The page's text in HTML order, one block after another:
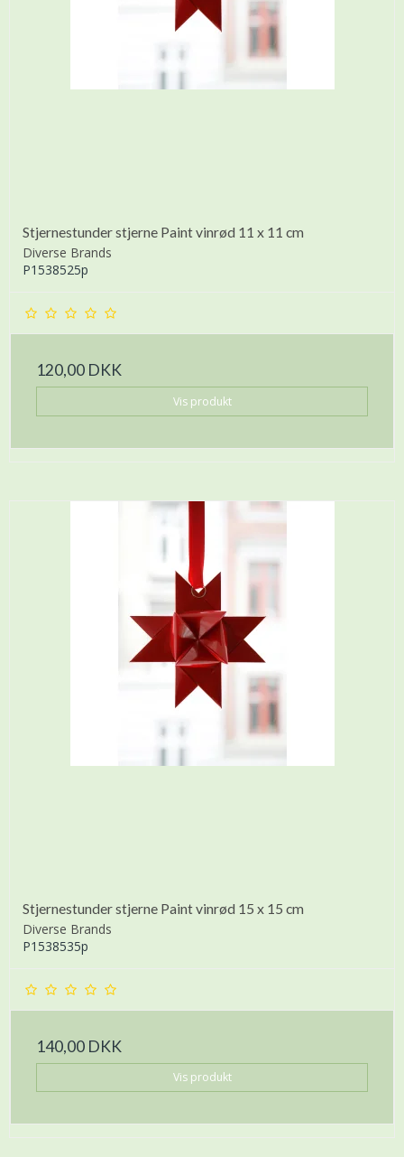
Stjernestunder stjerne Paint vinrød 11 x 11 cm
Diverse Brands
P1538525p
120,00 DKK
Vis produkt
Stjernestunder stjerne Paint vinrød 15 x 15 cm
Diverse Brands
P1538535p
140,00 DKK
Vis produkt